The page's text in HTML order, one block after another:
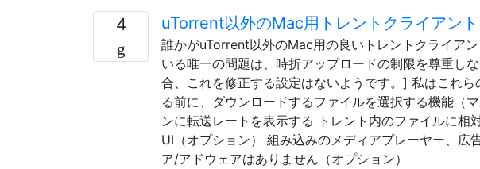
4 uTorrent以外のMac用トレントクライアント
誰かがuTorrent以外のMac用の良いトレントクライア
いる唯一の問題は、時折アップロードの制限を尊重し
合、これを修正する設定はないようです。] 私はこれ
る前に、ダウンロードするファイルを選択する機能（
ンに転送レートを表示する トレント内のファイルに相
UI（オプション） 組み込みのメディアプレーヤー、
ア/アドウェアはありません（オプション）